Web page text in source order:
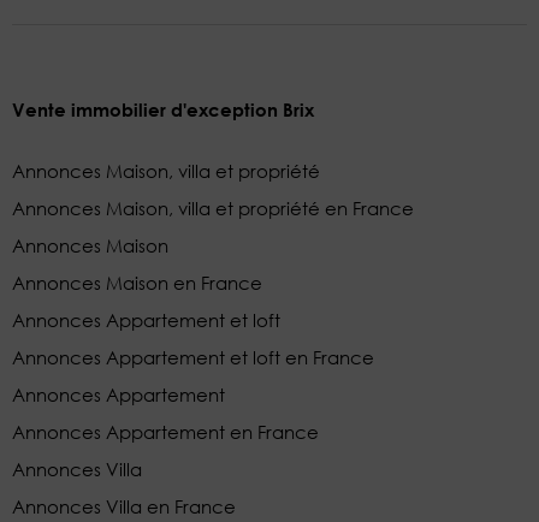
Vente immobilier d'exception Brix
Annonces Maison, villa et propriété
Annonces Maison, villa et propriété en France
Annonces Maison
Annonces Maison en France
Annonces Appartement et loft
Annonces Appartement et loft en France
Annonces Appartement
Annonces Appartement en France
Annonces Villa
Annonces Villa en France